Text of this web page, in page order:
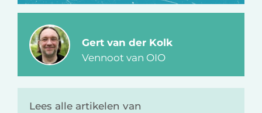
Gert van der Kolk
Vennoot van OIO
Lees alle artikelen van